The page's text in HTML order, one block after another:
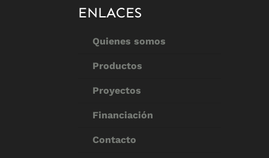
ENLACES
Quienes somos
Productos
Proyectos
Financiación
Contacto